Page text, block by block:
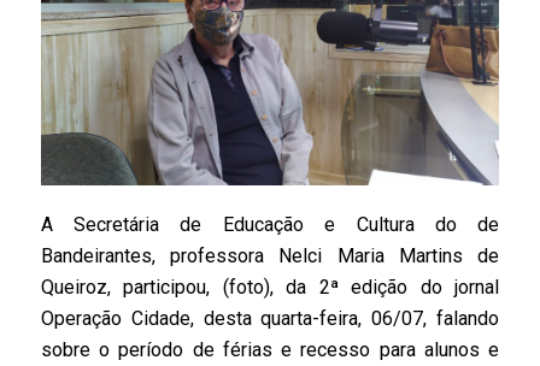
A Secretária de Educação e Cultura do de
Bandeirantes, professora
Nelci Maria Martins de
Queiroz, participou, (foto), da 2ª edição do jornal
Operação Cidade, desta quarta-feira, 06/07, falando
sobre o período de férias e recesso para alunos e